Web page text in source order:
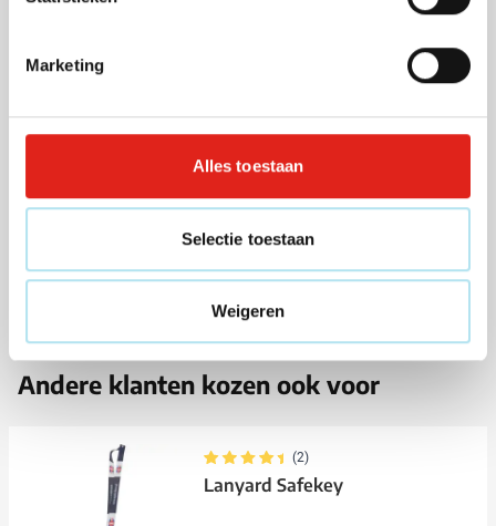
Marketing
Alles toestaan
Selectie toestaan
Weigeren
scherpe prijzen voor uw bedrukte relatiegeschenken.
Lees meer
Specificaties
262266
Gewicht
15 gram
Andere klanten kozen ook voor
(2)
Lanyard Safekey